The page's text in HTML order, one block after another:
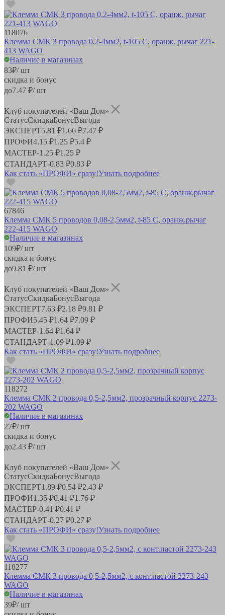
118076
Клемма СМК 3 провода 0,2-4мм2, t-105 C, оранж. рычаг 221-
413 WAGO
Наличие в магазинах
83₽/ шт
скидка и бонус
до7.47 ₽/ шт
Клуб покупателей «Ваш Дом»
СтатусСкидкаБонусВыгода
ЭКСПЕРТ5.81 ₽1.66 ₽7.47 ₽
ПРОФИ4.15 ₽1.25 ₽5.4 ₽
МАСТЕР-1.25 ₽1.25 ₽
СТАНДАРТ-0.83 ₽0.83 ₽
Как стать «ПРОФИ» сразу!Узнать подробнее
67846
Клемма СМК 5 проводов 0,08-2,5мм2, t-85 C, оранж.рычаг
222-415 WAGO
Наличие в магазинах
109₽/ шт
скидка и бонус
до9.81 ₽/ шт
Клуб покупателей «Ваш Дом»
СтатусСкидкаБонусВыгода
ЭКСПЕРТ7.63 ₽2.18 ₽9.81 ₽
ПРОФИ5.45 ₽1.64 ₽7.09 ₽
МАСТЕР-1.64 ₽1.64 ₽
СТАНДАРТ-1.09 ₽1.09 ₽
Как стать «ПРОФИ» сразу!Узнать подробнее
118272
Клемма СМК 2 провода 0,5-2,5мм2, прозрачный корпус 2273-
202 WAGO
Наличие в магазинах
27₽/ шт
скидка и бонус
до2.43 ₽/ шт
Клуб покупателей «Ваш Дом»
СтатусСкидкаБонусВыгода
ЭКСПЕРТ1.89 ₽0.54 ₽2.43 ₽
ПРОФИ1.35 ₽0.41 ₽1.76 ₽
МАСТЕР-0.41 ₽0.41 ₽
СТАНДАРТ-0.27 ₽0.27 ₽
Как стать «ПРОФИ» сразу!Узнать подробнее
118277
Клемма СМК 3 провода 0,5-2,5мм2, с конт.пастой 2273-243
WAGO
Наличие в магазинах
39₽/ шт